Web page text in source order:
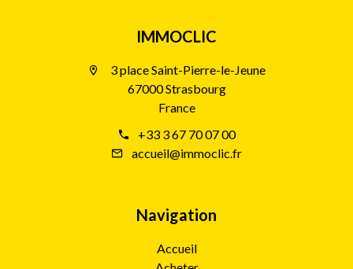
IMMOCLIC
3 place Saint-Pierre-le-Jeune
67000 Strasbourg
France
+33 3 67 70 07 00
accueil@immoclic.fr
Navigation
Accueil